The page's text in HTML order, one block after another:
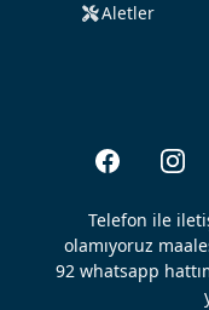
Aletler
Telefon ile
olamıyoruz
92 whatsapp